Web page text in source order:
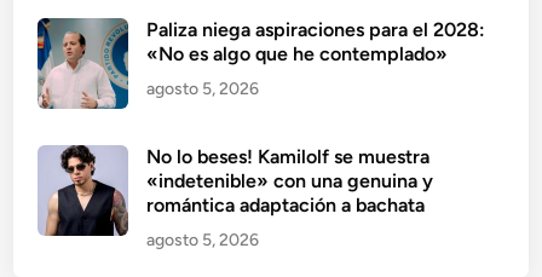
Paliza niega aspiraciones para el 2028:
«No es algo que he contemplado»
agosto 5, 2026
No lo beses! Kamilolf se muestra
«indetenible» con una genuina y
romántica adaptación a bachata
agosto 5, 2026